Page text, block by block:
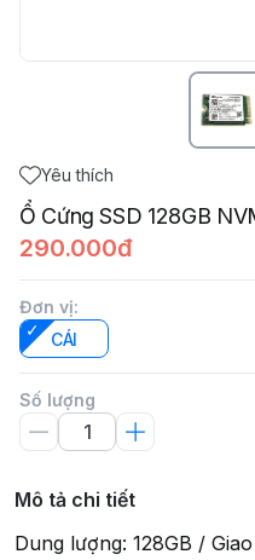
Yêu thích
Ổ Cứng SSD 128GB
290.000đ
Đơn vị:
CÁI
Số lượng
Mô tả chi tiết
Dung lượng: 128GB /